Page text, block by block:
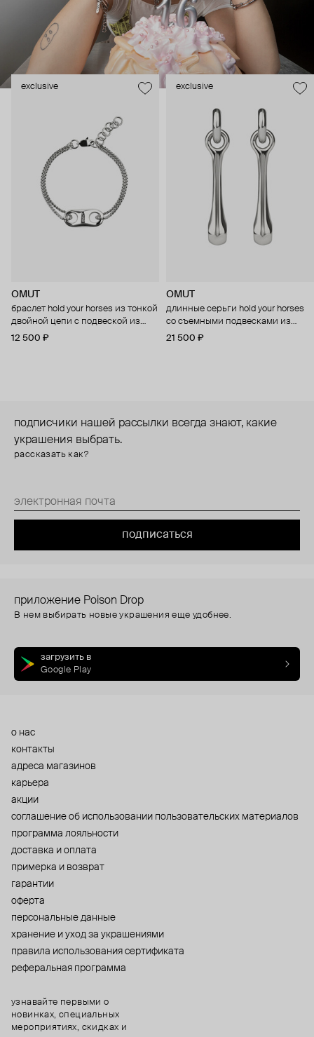
вдохновленную удилами для контроля лошадей: не через
силу, а через точность давления.
exclusive
OMUT
браслет hold your horses из тонкой
двойной цепи с подвеской из
бронзы с родиевым покрытием
12 500 ₽
exclusive
OMUT
длинные серьги hold your horses
со съемными подвесками из
бронзы с родиевым покрытием
21 500 ₽
подписчики нашей рассылки всегда знают, какие
украшения выбрать.
рассказать как?
подписаться
приложение Poison Drop
В нем выбирать новые украшения еще удобнее.
загрузить в
Google Play
о нас
контакты
адреса магазинов
карьера
акции
cоглашение об использовании пользовательских материалов
программа лояльности
доставка и оплата
примерка и возврат
гарантии
оферта
персональные данные
хранение и уход за украшениями
правила использования сертификата
реферальная программа
узнавайте первыми о
новинках, специальных
мероприятиях, скидках и